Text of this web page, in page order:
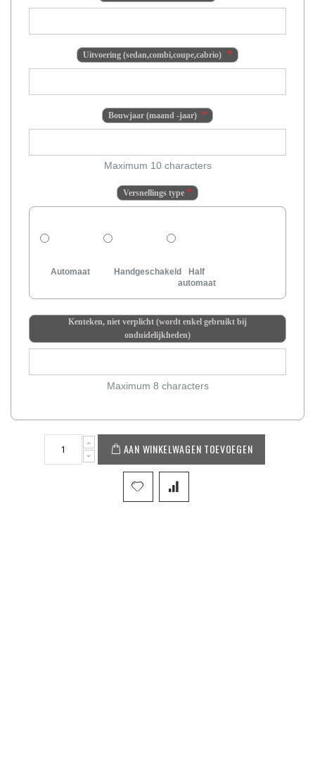
Uitvoering (sedan,combi,coupe,cabrio)
Bouwjaar (maand -jaar)
Maximum 10 characters
Versnellings type
Automaat Handgeschakeld
Half
automaat
Kenteken, niet verplicht (wordt enkel gebruikt bij
onduidelijkheden)
Maximum 8 characters
AAN WINKELWAGEN TOEVOEGEN